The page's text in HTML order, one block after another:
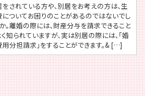
されている方や、別居をお考えの方は、生
についてお困りのことがあるのではないでし
。離婚の際には、財産分与を請求できること
く知られていますが、実は別居の際には、「婚
分担請求」をすることができます。& […]